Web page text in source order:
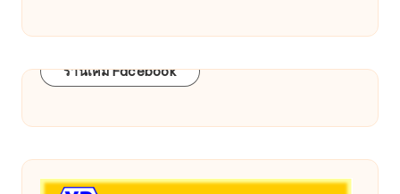
ร้านเคมี Facebook